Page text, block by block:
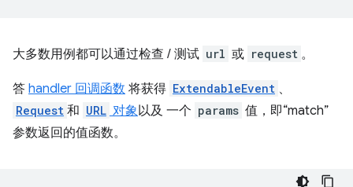
大多数用例都可以通过检查 / 测试 url 或 request 。
答 handler 回调函数 将获得 ExtendableEvent 、
Request 和 URL 对象以及 一个 params 值，即“match”
参数返回的值函数。